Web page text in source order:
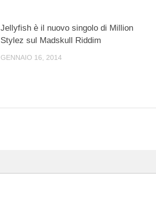
Jellyfish è il nuovo singolo di Million
Stylez sul Madskull Riddim
GENNAIO 16, 2014